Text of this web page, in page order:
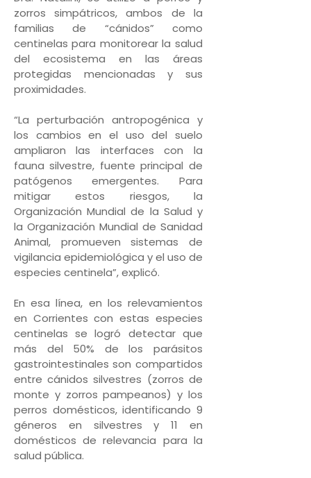
zorros simpátricos, ambos de la
familias de “cánidos” como
centinelas para monitorear la salud
del ecosistema en las áreas
protegidas mencionadas y sus
proximidades.
“La perturbación antropogénica y
los cambios en el uso del suelo
ampliaron las interfaces con la
fauna silvestre, fuente principal de
patógenos emergentes. Para
mitigar estos riesgos, la
Organización Mundial de la Salud y
la Organización Mundial de Sanidad
Animal, promueven sistemas de
vigilancia epidemiológica y el uso de
especies centinela”, explicó.
En esa línea, en los relevamientos
en Corrientes con estas especies
centinelas se logró detectar que
más del 50% de los parásitos
gastrointestinales son compartidos
entre cánidos silvestres (zorros de
monte y zorros pampeanos) y los
perros domésticos, identificando 9
géneros en silvestres y 11 en
domésticos de relevancia para la
salud pública.